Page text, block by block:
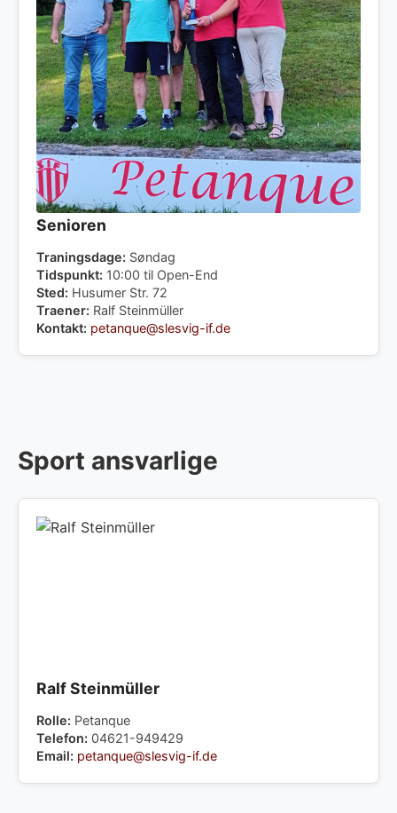
Senioren
Traningsdage: Søndag
Tidspunkt: 10:00 til Open-End
Sted: Husumer Str. 72
Traener: Ralf Steinmüller
Kontakt: petanque@slesvig-if.de
Sport ansvarlige
Ralf Steinmüller
Rolle: Petanque
Telefon: 04621-949429
Email: petanque@slesvig-if.de